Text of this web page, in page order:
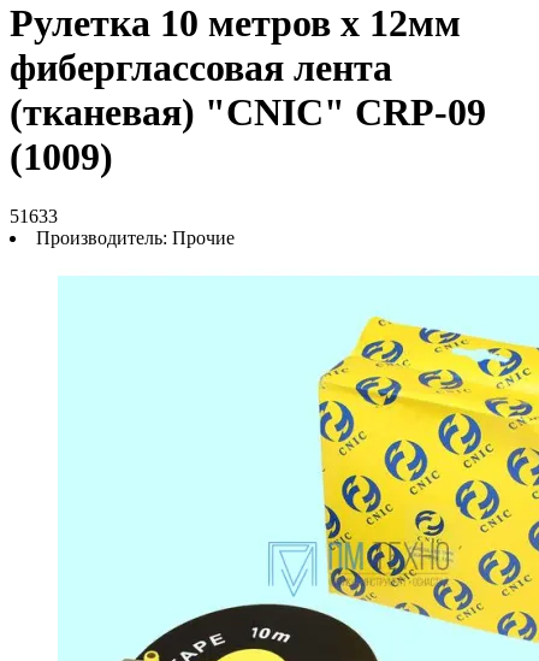
Рулетка 10 метров х 12мм
фиберглассовая лента
(тканевая) "CNIC" CRP-09
(1009)
51633
Производитель: Прочие